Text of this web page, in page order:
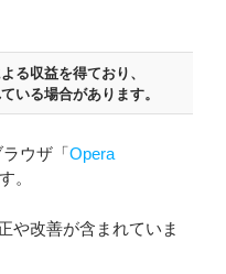
る収益を得ており、
いる場合があります。
ウザ「Opera
。
や改善が含まれていま